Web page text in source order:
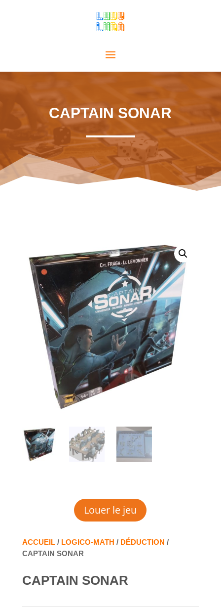
CAPTAIN SONAR
Louer le jeu
ACCUEIL/ LOGICO-MATH / DÉDUCTION /
CAPTAIN SONAR
CAPTAIN SONAR